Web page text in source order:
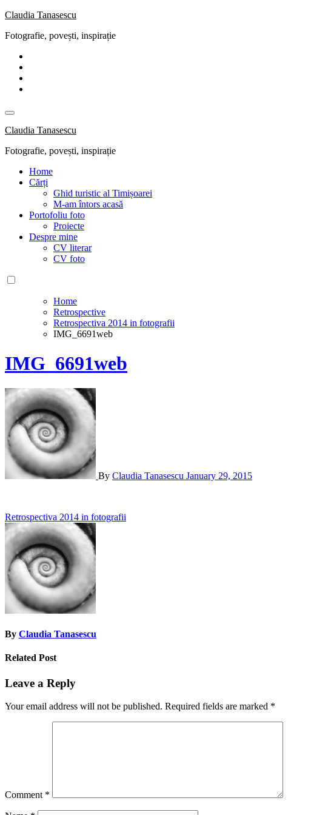
Skip
content
Claudia Tanasescu
Fotografie, povești, inspirație
Claudia Tanasescu
Fotografie, povești, inspirație
Home
Cărți
Ghid turistic al Timișoarei
M-am întors acasă
Portofoliu foto
Proiecte
Despre mine
CV literar
CV foto
Home
Retrospective
Retrospectiva 2014 in fotografii
IMG_6691web
IMG_6691web
By Claudia Tanasescu January 29, 2015
Post
navigation
Retrospectiva 2014 in fotografii
By Claudia Tanasescu
Related Post
Leave a Reply
Your email address will not be published. Required fields are marked *
Comment *